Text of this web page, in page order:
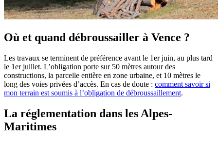
Où et quand débroussailler à Vence ?
Les travaux se terminent de préférence avant le 1er juin, au plus tard
le 1er juillet. L’obligation porte sur 50 mètres autour des
constructions, la parcelle entière en zone urbaine, et 10 mètres le
long des voies privées d’accès. En cas de doute : comment savoir si
mon terrain est soumis à l’obligation de débroussaillement.
La réglementation dans les Alpes-
Maritimes